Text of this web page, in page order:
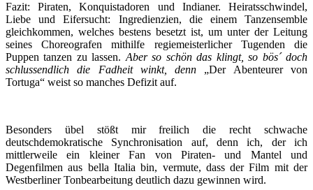
Fazit: Piraten, Konquistadoren und Indianer. Heiratsschwindel,
Liebe und Eifersucht: Ingredienzien, die einem Tanzensemble
gleichkommen, welches bestens besetzt ist, um unter der Leitung
seines Choreografen mithilfe regiemeisterlicher Tugenden die
Puppen tanzen zu lassen.Aber so schön das klingt, so bös´ doch
schlussendlich die Fadheit winkt, denn „Der Abenteurer von
Tortuga“ weist so manches Defizit auf.
Besonders übel stößt mir freilich die recht schwache
deutschdemokratische Synchronisation auf, denn ich, der ich
mittlerweile ein kleiner Fan von Piraten- und Mantel und
Degenfilmen aus bella Italia bin, vermute, dass der Film mit der
Westberliner Tonbearbeitung deutlich dazu gewinnen wird.